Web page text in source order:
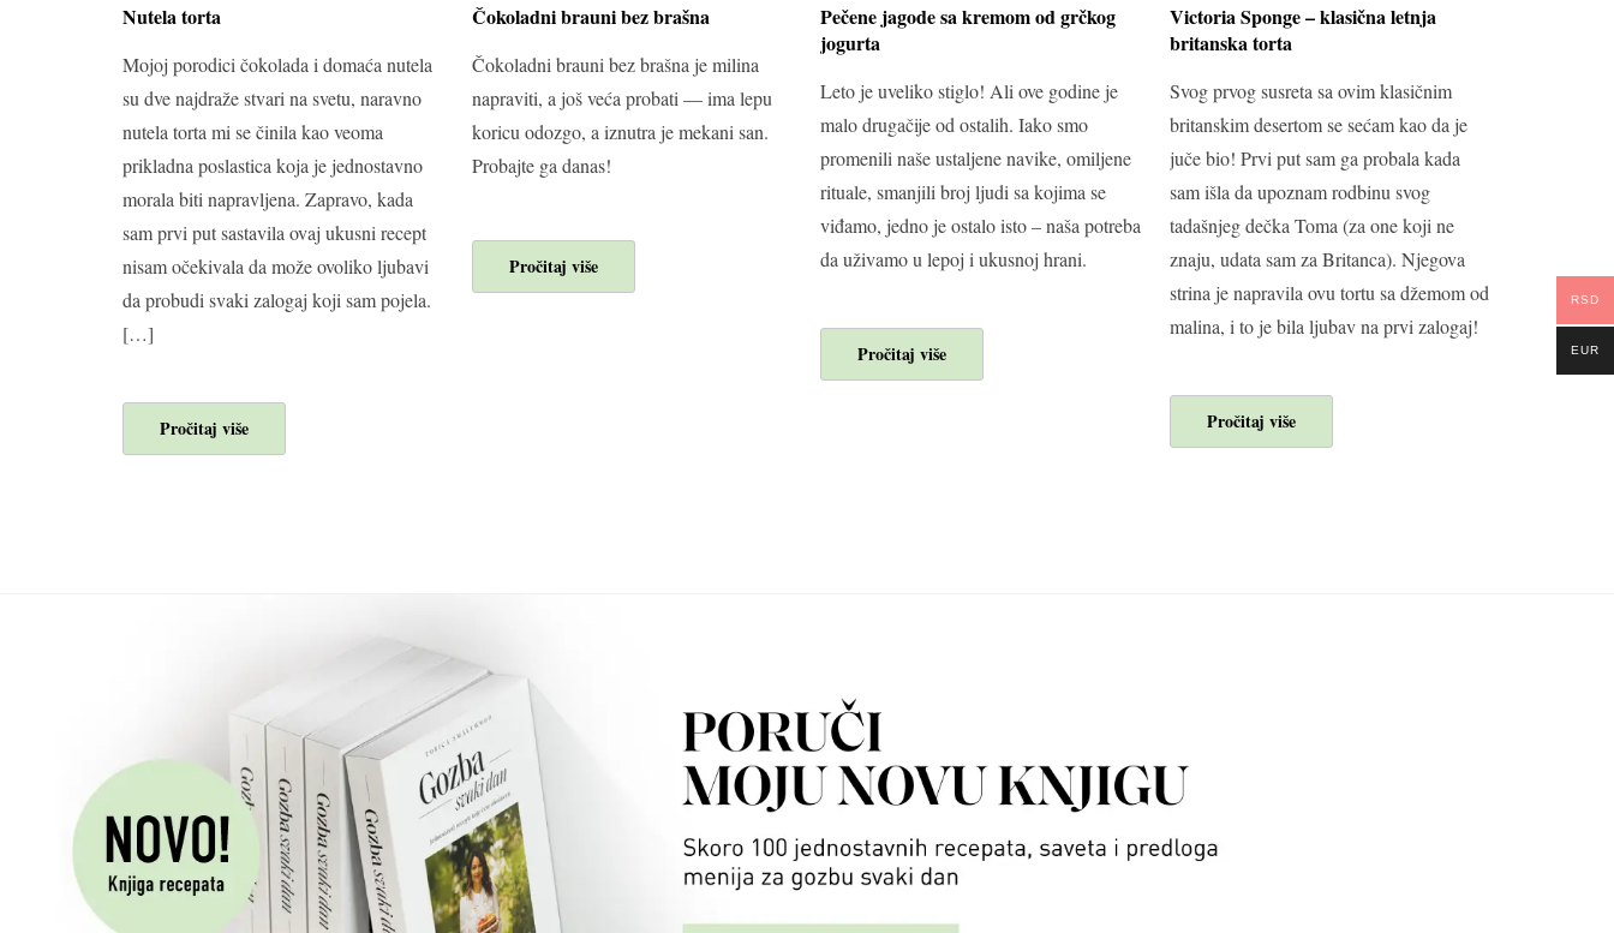
Nutela torta
Mojoj porodici čokolada i domaća nutela
su dve najdraže stvari na svetu, naravno
nutela torta mi se činila kao veoma
prikladna poslastica koja je jednostavno
morala biti napravljena. Zapravo, kada
sam prvi put sastavila ovaj ukusni recept
nisam očekivala da može ovoliko ljubavi
da probudi svaki zalogaj koji sam pojela.
[…]
Pročitaj više
Čokoladni brauni bez brašna
Čokoladni brauni bez brašna je milina
napraviti, a još veća probati — ima lepu
koricu odozgo, a iznutra je mekani san.
Probajte ga danas!
Pročitaj više
Pečene jagode sa kremom od grčkog
jogurta
Leto je uveliko stiglo! Ali ove godine je
malo drugačije od ostalih. Iako smo
promenili naše ustaljene navike, omiljene
rituale, smanjili broj ljudi sa kojima se
viđamo, jedno je ostalo isto – naša potreba
da uživamo u lepoj i ukusnoj hrani.
Pročitaj više
Victoria Sponge – klasična letnja
britanska torta
Svog prvog susreta sa ovim klasičnim
britanskim desertom se sećam kao da je
juče bio! Prvi put sam ga probala kada
sam išla da upoznam rodbinu svog
tadašnjeg dečka Toma (za one koji ne
znaju, udata sam za Britanca). Njegova
strina je napravila ovu tortu sa džemom od
malina, i to je bila ljubav na prvi zalogaj!
Pročitaj više
RSD
EUR